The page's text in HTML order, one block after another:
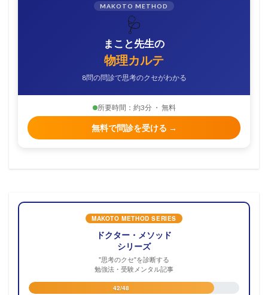
MAKOTO METHOD
🩺
まこと先生の
物理カルテ
8問の問診で思考のクセがわかる
所要時間：約3分 ・ 無料
無料で問診を受ける →
MAKOTO METHOD SERIES
ドクター・メソッド
シリーズ
"思考のクセ"を診断する
勉強法・受験メンタル記事
42/48